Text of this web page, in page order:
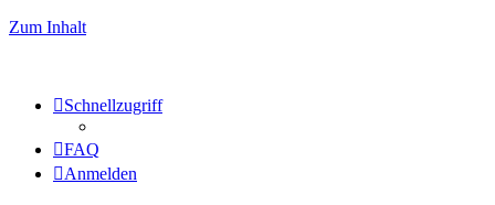
Zum Inhalt
Schnellzugriff
FAQ
Anmelden